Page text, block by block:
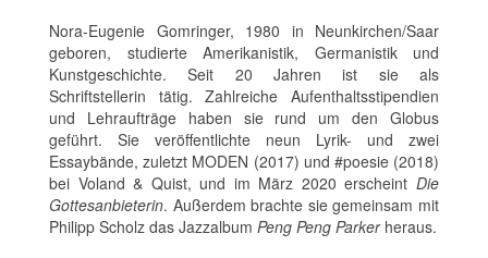
Nora-Eugenie Gomringer, 1980 in Neunkirchen/Saar
geboren, studierte Amerikanistik, Germanistik und
Kunstgeschichte. Seit 20 Jahren ist sie als
Schriftstellerin tätig. Zahlreiche Aufenthaltsstipendien
und Lehraufträge haben sie rund um den Globus
geführt. Sie veröffentlichte neun Lyrik- und zwei
Essaybände, zuletzt MODEN (2017) und #poesie (2018)
bei Voland & Quist, und im März 2020 erscheint Die
Gottesanbieterin. Außerdem brachte sie gemeinsam mit
Philipp Scholz das Jazzalbum Peng Peng Parkerheraus.